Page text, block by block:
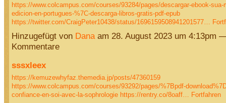
https://www.colcampus.com/courses/93284/pages/descargar-ebook-sua-
edicion-en-portugues-%7C-descarga-libros-gratis-pdf-epub
https://twitter.com/CraigPeter10438/status/1696159508941201577…
Hinzugefügt von Danaam 28. August 2023 um 4:13pm
Kommentare
sssxleex
https://kemuzewhyfaz.themedia.jp/posts/47360159
https://www.colcampus.com/courses/93292/pages/%7Bpdf-
confiance-en-soi-avec-la-sophrologie https://rentry.co/8oaff… Fortfahren